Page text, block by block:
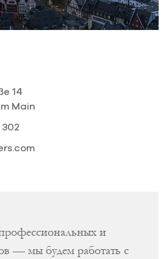
14
Main
и
— мы будем работать с